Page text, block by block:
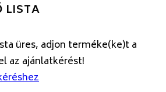
LISTA
üres, adjon terméke(ke)t a
az ajánlatkérést!